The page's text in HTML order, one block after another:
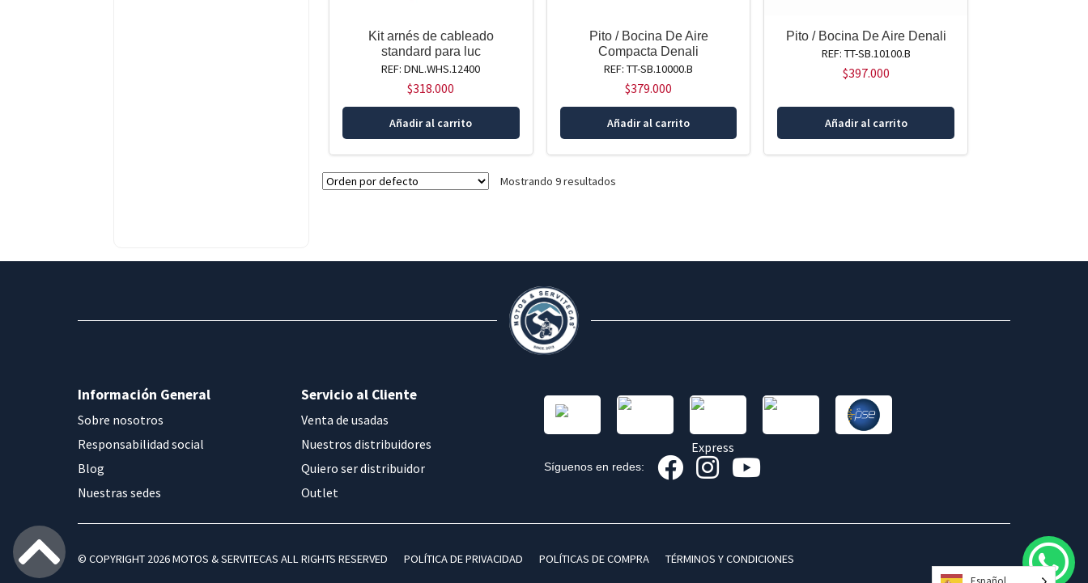
Kit arnés de cableado
standard para luc
REF: DNL.WHS.12400
$318.000
Añadir al carrito
Pito / Bocina De Aire
Compacta Denali
REF: TT-SB.10000.B
$379.000
Añadir al carrito
Pito / Bocina De Aire Denali
REF: TT-SB.10100.B
$397.000
Añadir al carrito
Mostrando 9 resultados
Información General
Sobre nosotros
Responsabilidad social
Blog
Nuestras sedes
Servicio al Cliente
Venta de usadas
Nuestros distribuidores
Quiero ser distribuidor
Outlet
Síguenos en redes:
© COPYRIGHT 2026 MOTOS & SERVITECAS ALL RIGHTS RESERVED POLÍTICA DE PRIVACIDAD POLÍTICAS DE COMPRA TÉRMINOS Y CONDICIONES